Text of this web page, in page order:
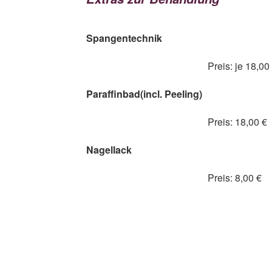
Spangentechnik
Preis: je 18,00
Paraffinbad(incl. Peeling)
Preis: 18,00 €
Nagellack
Preis: 8,00 €